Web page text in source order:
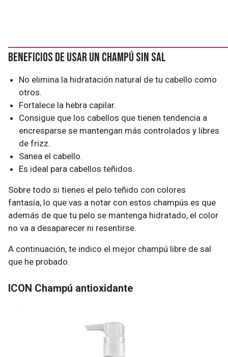
Beneficios de usar un champú sin sal
No elimina la hidratación natural de tu cabello como
otros.
Fortalece la hebra capilar.
Consigue que los cabellos que tienen tendencia a
encresparse se mantengan más controlados y libres
de frizz.
Sanea el cabello.
Es ideal para cabellos teñidos.
Sobre todo si tienes el pelo teñido con colores
fantasía, lo que vas a notar con estos champús es que
además de que tu pelo se mantenga hidratado, el color
no va a desaparecer ni resentirse.
A continuación, te indico el mejor champú libre de sal
que he probado.
ICON Champú antioxidante